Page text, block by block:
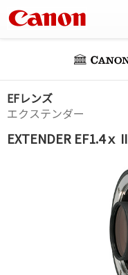
EFレンズ
エクステンダー
EXTENDER EF1.4ｘ II